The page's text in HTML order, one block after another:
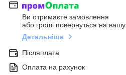
Ви отримаєте замовлення
або гроші повернуться на вашу
Детальніше
Післяплата
Оплата на рахунок